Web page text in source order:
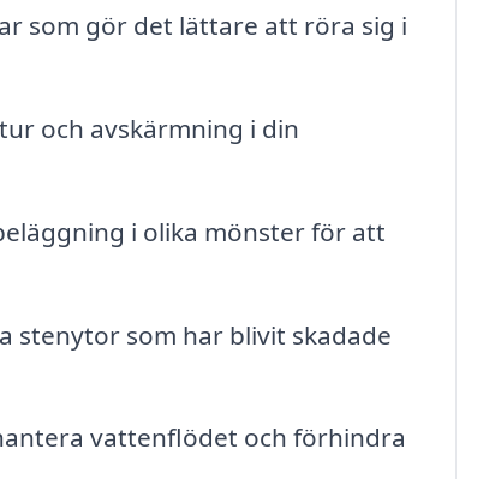
som gör det lättare att röra sig i
och avskärmning i din
i olika mönster för att
stenytor som har blivit skadade
vattenflödet och förhindra